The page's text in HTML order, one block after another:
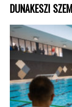
DUNAKESZI